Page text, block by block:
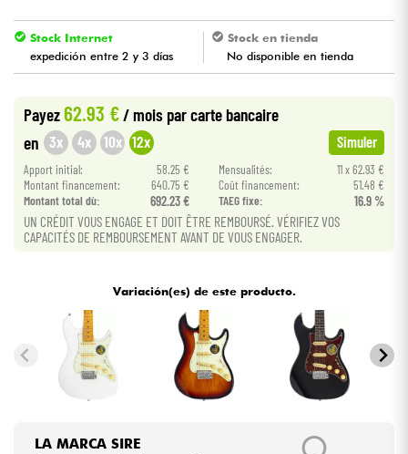
Violines y cuarteto
Cables & Acces.
HiFi
Bundle
Stock Internet
expedición entre 2 y 3 días
Stock en tienda
No disponible en tienda
Payez62.93 €/ mois par carte bancaire
en 3x 4x 10x 12x Simuler
Apport initial: 58.25 € Mensualités:
11 x 62.93 €
Montant financement:
640.75 € Coût financement:
51.48 €
Montant total dù:
692.23 € TAEG fixe: 16.9 %
UN CRÉDIT VOUS ENGAGE ET DOIT ÊTRE REMBOURSÉ. VÉRIFIEZ VOS
CAPACITÉS DE REMBOURSEMENT AVANT DE VOUS ENGAGER.
Variación(es) de este producto.
LA MARCA SIRE